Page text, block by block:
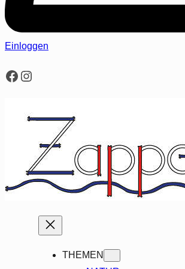
Einloggen
Facebook
Instagram
THEMEN